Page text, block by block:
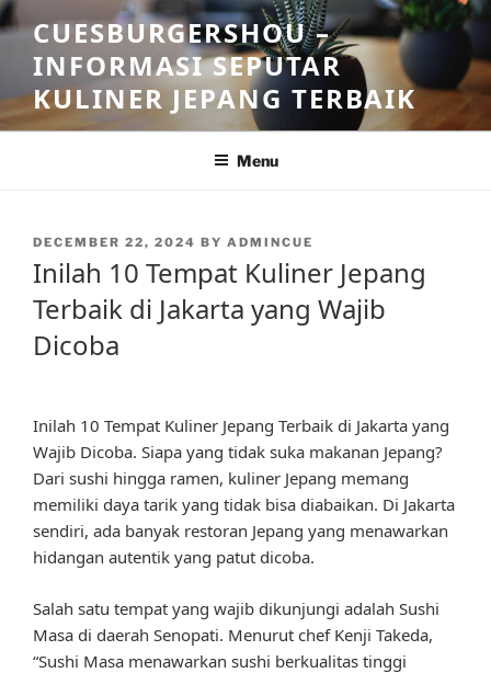
Skip
to
content
CUESBURGERSHOU –
INFORMASI SEPUTAR
KULINER JEPANG TERBAIK
Menu
POSTED
DECEMBER 22, 2024 BY ADMINCUE
Inilah 10 Tempat Kuliner Jepang
Terbaik di Jakarta yang Wajib
Dicoba
Inilah 10 Tempat Kuliner Jepang Terbaik di Jakarta yang
Wajib Dicoba. Siapa yang tidak suka makanan Jepang?
Dari sushi hingga ramen, kuliner Jepang memang
memiliki daya tarik yang tidak bisa diabaikan. Di Jakarta
sendiri, ada banyak restoran Jepang yang menawarkan
hidangan autentik yang patut dicoba.
Salah satu tempat yang wajib dikunjungi adalah Sushi
Masa di daerah Senopati. Menurut chef Kenji Takeda,
“Sushi Masa menawarkan sushi berkualitas tinggi